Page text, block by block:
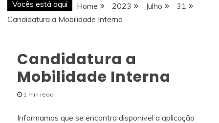
Vocês está aqui Home 2023 Julho
31
Candidatura a Mobilidade Interna
Candidatura a
Mobilidade Interna
1 min read
Informamos que se encontra disponível a aplicação